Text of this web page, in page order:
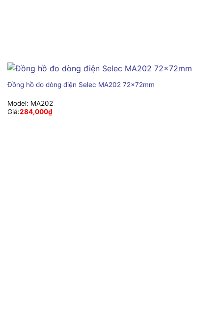
Đồng hồ đo dòng điện Selec MA202 72x72mm
Model: MA202
Giá:284,000₫